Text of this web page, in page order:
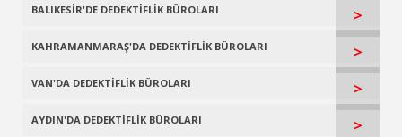
BALIKESİR'DE DEDEKTİFLİK BÜROLARI >
KAHRAMANMARAŞ'DA DEDEKTİFLİK BÜROLARI >
VAN'DA DEDEKTİFLİK BÜROLARI >
AYDIN'DA DEDEKTİFLİK BÜROLARI >